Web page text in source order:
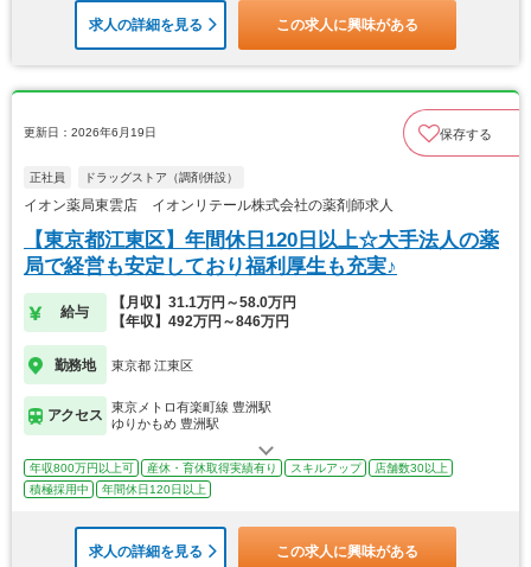
求人の詳細を見る この求人に興味がある
更新日：2026年6月19日 保存する
正社員 ドラッグストア（調剤併設）
イオン薬局東雲店 イオンリテール株式会社の薬剤師求人
【東京都江東区】年間休日120日以上☆大手法人の薬
局で経営も安定しており福利厚生も充実♪
給与
【月収】31.1万円～58.0万円
【年収】492万円～846万円
勤務地 東京都 江東区
アクセス
東京メトロ有楽町線 豊洲駅
ゆりかもめ 豊洲駅
年収800万円以上可 産休・育休取得実績有り スキルアップ
店舗数30以上
積極採用中
年間休日120日以上
求人の詳細を見る この求人に興味がある